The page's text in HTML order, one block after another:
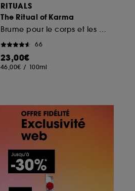
RITUALS
The Ritual of Karma
66
23,00€
46,00€ / 100ml